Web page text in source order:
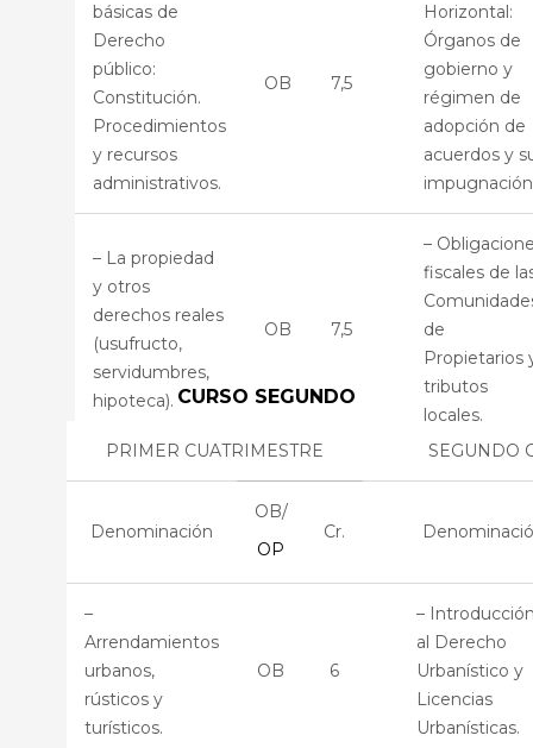
básicas de
Derecho
público:
Constitución.
Procedimientos
y recursos
administrativos.
OB 7,5
Horizontal:
Órganos de
gobierno y
régimen de
adopción de
acuerdos y
– La propiedad
y otros
derechos reales
(usufructo,
servidumbres,
hipoteca).
OB 7,5
–
fiscales de
de
Propietarios
tributos
locales.
– La
administración
de fincas y el
Registro de la
Propiedad:
-Contratos
En especial
y
de obra.
– Prestación
de servicios
CURSO SEGUNDO
PRIMER CUATRIMESTRE SEGUNDO
Denominación
OB/
OP
Cr.
–
Arrendamientos
urbanos,
rústicos y
turísticos.
OB 6
–
al Derecho
Urbanístico y
Licencias
Urbanísticas.